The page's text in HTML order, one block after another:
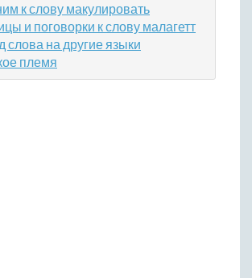
к слову макулировать
и поговорки к слову малагетт
слова на другие языки
племя